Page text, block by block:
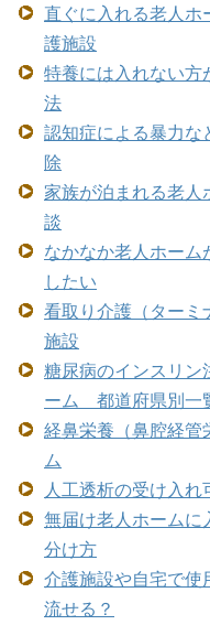
直ぐに入れる老人ホ
護施設
特養には入れない方
法
認知症による暴力な
除
家族が泊まれる老
談
なかなか老人ホーム
したい
看取り介護（ターミ
施設
糖尿病のインスリン
ーム 都道府県別一
経鼻栄養（鼻腔経管
ム
人工透析の受け入
無届け老人ホーム
分け方
介護施設や自宅で使
流せる？